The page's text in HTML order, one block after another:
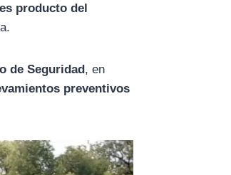
producto del
de Seguridad, en
preventivos